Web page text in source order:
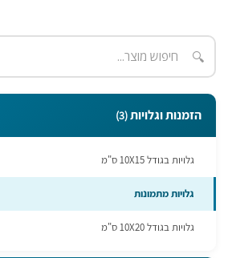
🔍
הזמנות וגלויות(3)
גלויות בגודל 10X15 ס"מ
גלויות מתמונות
גלויות בגודל 10X20 ס"מ